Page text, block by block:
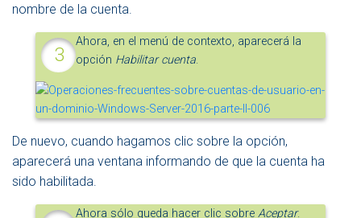
nombre de la cuenta.
Ahora, en el menú de contexto, aparecerá la
opción Habilitar cuenta.
De nuevo, cuando hagamos clic sobre la opción,
aparecerá una ventana informando de que la cuenta ha
sido habilitada.
Ahora sólo queda hacer clic sobreAceptar.